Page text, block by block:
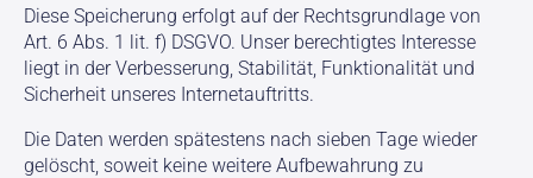
Diese Speicherung erfolgt auf der Rechtsgrundlage von
Art. 6 Abs. 1 lit. f) DSGVO. Unser berechtigtes Interesse
liegt in der Verbesserung, Stabilität, Funktionalität und
Sicherheit unseres Internetauftritts.
Die Daten werden spätestens nach sieben Tage wieder
gelöscht, soweit keine weitere Aufbewahrung zu